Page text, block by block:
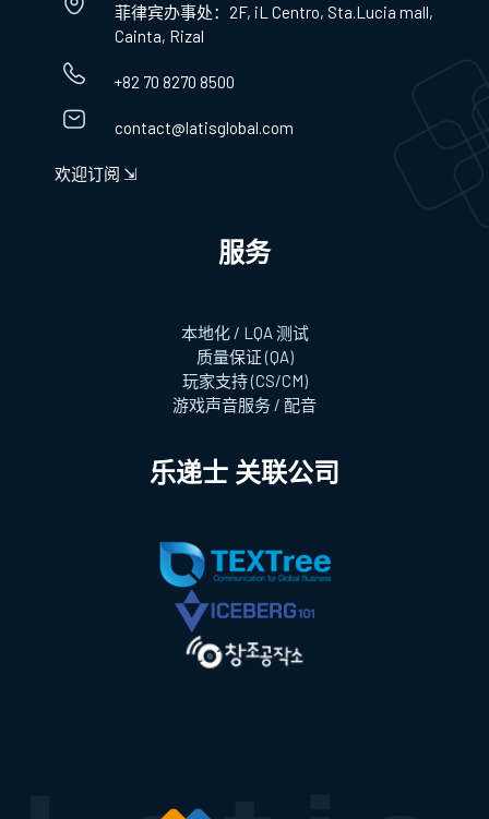
菲律宾办事处：2F, iL Centro, Sta.Lucia mall,
Cainta, Rizal
+82 70 8270 8500
contact@latisglobal.com
欢迎订阅 ⇲
服务
本地化 / LQA 测试
质量保证 (QA)
玩家支持 (CS/CM)
游戏声音服务 / 配音
乐递士 关联公司